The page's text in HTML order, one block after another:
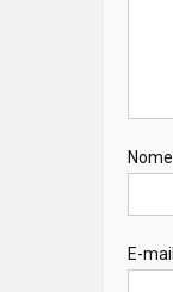
Nome
E-mail